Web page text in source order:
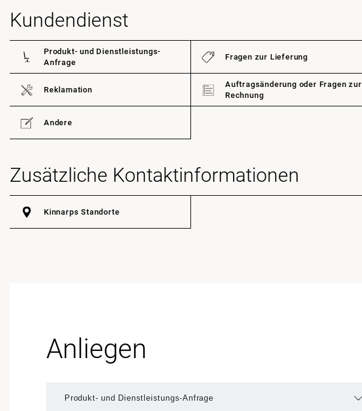
Kundendienst
Produkt- und Dienstleistungs-
Anfrage
Fragen zur Lieferung
Reklamation
Auftragsänderung oder Fragen zur
Rechnung
Andere
Zusätzliche Kontaktinformationen
Kinnarps Standorte
Anliegen